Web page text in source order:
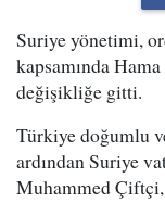
Suriye yönetimi,
kapsamında
değişikliğe gitti.
Türkiye doğumlu
ardından Suriye
Muhammed Çiftçi,